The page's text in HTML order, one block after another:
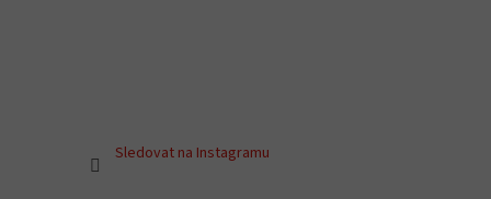
Sledovat na Instagramu